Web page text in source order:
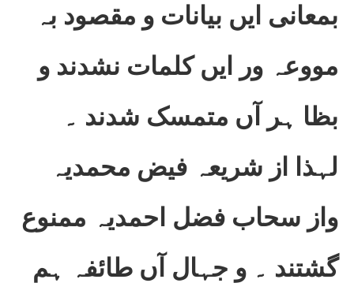
بمعانی ایں بیانات و مقصود بہ
مووعہ ور ایں کلمات نشدند و
بظا ہر آں متمسک شدند ۔
لہذا از شریعہ فیض محمدیہ
واز سحاب فضل احمدیہ ممنوع
گشتند ۔ و جہال آں طائفہ ہم